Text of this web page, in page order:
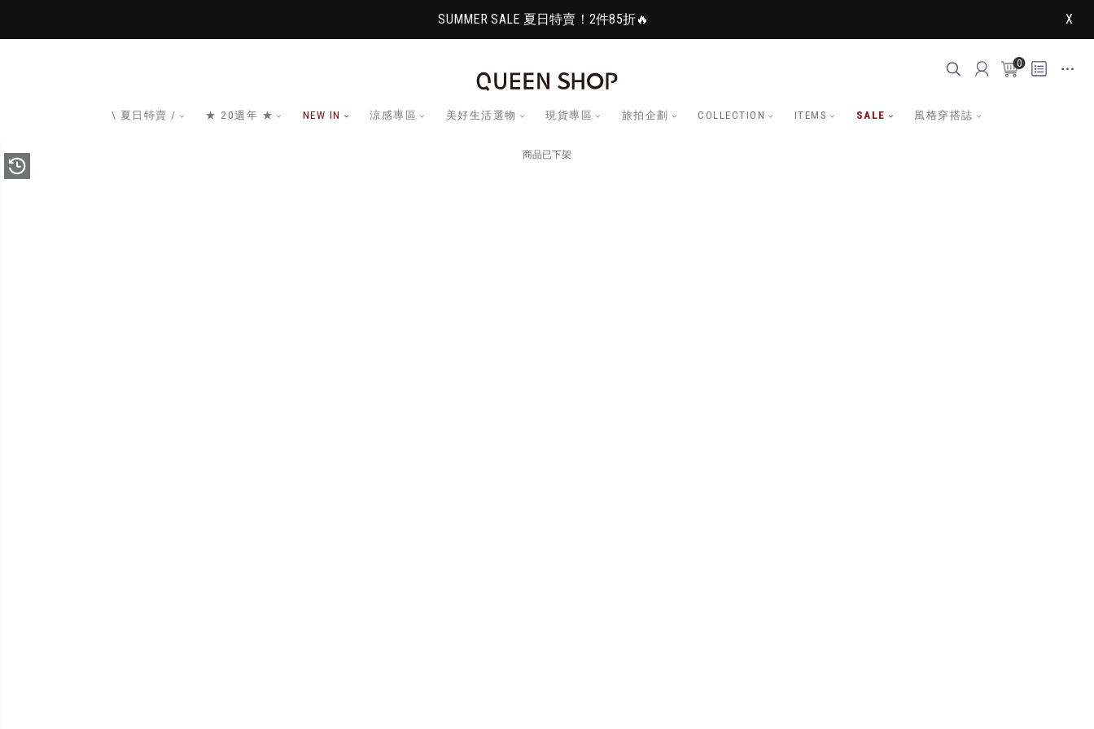
SUMMER SALE 夏日特賣！2件85折🔥 X
0
\ 夏日特賣 / ★ 20週年 ★ NEW IN 涼感專區 美好生活選物 現貨專區 旅拍企劃 COLLECTION ITEMS SALE 風格穿搭誌
商品已下架